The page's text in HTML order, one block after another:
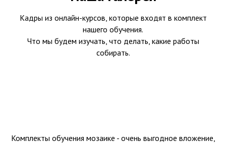
Кадры из онлайн-курсов, которые входят в комплект
нашего обучения.
Что мы будем изучать, что делать, какие работы
собирать.
Комплекты обучения мозаике - очень выгодное вложение,